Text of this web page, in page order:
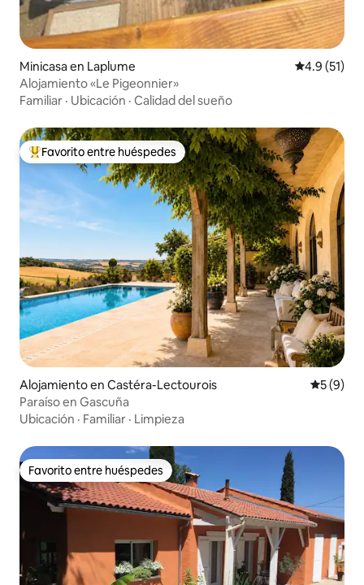
Minicasa en Laplume Calificación
4.9 (51)
Alojamiento «Le Pigeonnier»
Familiar · Ubicación · Calidad del sueño
Favorito entre huéspedes preferido
Favorito entre huéspedes
Alojamiento en Castéra-Lectourois
5 (9)
Paraíso en Gascuña
Ubicación · Familiar · Limpieza
Favorito entre huéspedes
Favorito entre huéspedes